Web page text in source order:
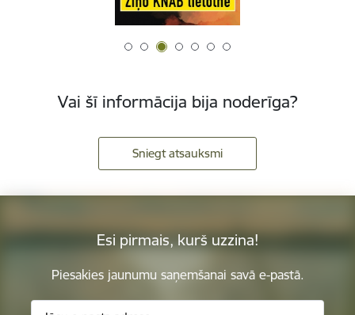
Vai šī informācija bija noderīga?
Sniegt atsauksmi
Esi pirmais, kurš uzzina!
Piesakies jaunumu saņemšanai savā e-pastā.